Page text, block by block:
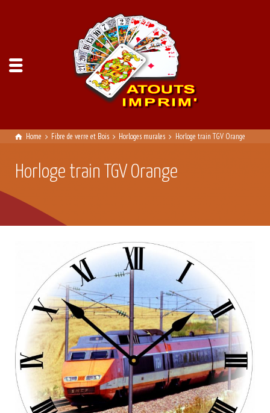
Home Fibre de verre et Bois Horloges murales Horloge train TGV Orange
Horloge train TGV Orange